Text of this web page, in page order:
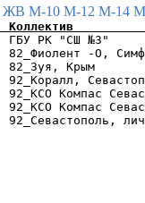
ЖВ М-10 М-12 М-14
ГБУ РК "СШ
82_Фиолент -
82_Зуя,
92_КСО
Компас